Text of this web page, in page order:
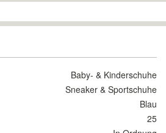
Baby- & Kinderschuhe
Sneaker & Sportschuhe
Blau
25